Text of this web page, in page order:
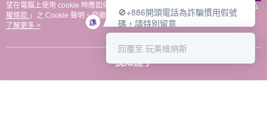
望在電腦上使用 cookie 時應如何變更電腦的 cookie 設定，請參閱本網站「
隱私
權條款 」之 Cookie 聲明。您繼續使用本網站即表示您同意本公司得按本網站使
用條款之 Cookie 聲明使用 cookie。
了解更多 >
我知道了
🚫+886開頭電話為詐騙慣用假號
碼，請特別留意
－－－－－－－－－－－－
如何聯繫玩美維納斯客服?
📆週一至週五
⏰上午 8:30-下午17:30
回覆至 玩美維納斯